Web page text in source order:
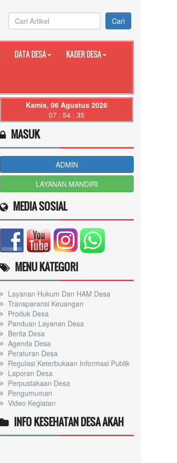
Cari
DATA DESA KADER DESA
Kamis, 06 Agustus 2026
07 : 54 : 36
MASUK
ADMIN
LAYANAN MANDIRI
MEDIA SOSIAL
MENU KATEGORI
Layanan Hukum Dan HAM Desa
Transparansi Keuangan
Produk Desa
Panduan Layanan Desa
Berita Desa
Agenda Desa
Peraturan Desa
Regulasi Keterbukaan Informasi Publik
Laporan Desa
Perpustakaan Desa
Pengumuman
Video Kegiatan
INFO KESEHATAN DESA AKAH